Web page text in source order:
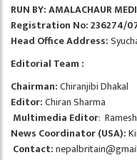
RUN BY: AMALACHAUR
Registration No: 236274/
Head Office Address:
Editorial Team :
Chairman:Chiranjibi Dhakal
Editor:Chiran Sharma
Multimedia Editor:
News Coordinator (USA):
Contact: